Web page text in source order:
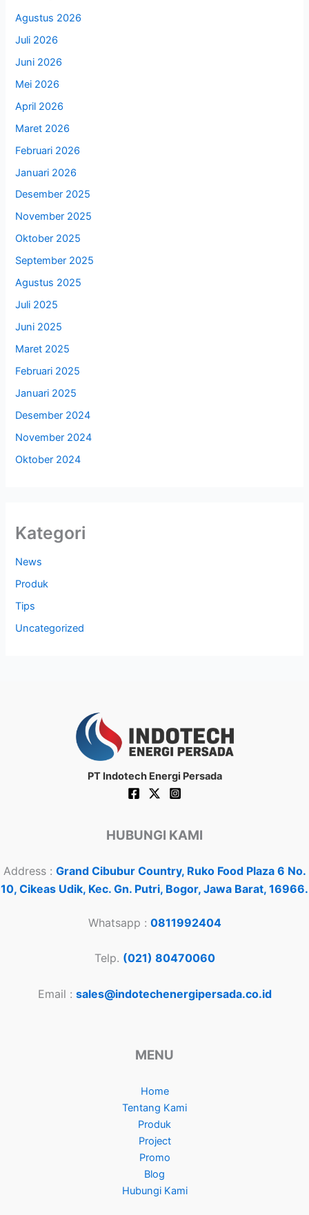
Agustus 2026
Juli 2026
Juni 2026
Mei 2026
April 2026
Maret 2026
Februari 2026
Januari 2026
Desember 2025
November 2025
Oktober 2025
September 2025
Agustus 2025
Juli 2025
Juni 2025
Maret 2025
Februari 2025
Januari 2025
Desember 2024
November 2024
Oktober 2024
Kategori
News
Produk
Tips
Uncategorized
PT Indotech Energi Persada
HUBUNGI KAMI
Address : Grand Cibubur Country, Ruko Food Plaza 6 No.
10, Cikeas Udik, Kec. Gn. Putri, Bogor, Jawa Barat, 16966.
Whatsapp : 0811992404
Telp. (021) 80470060
Email : sales@indotechenergipersada.co.id
MENU
Home
Tentang Kami
Produk
Project
Promo
Blog
Hubungi Kami